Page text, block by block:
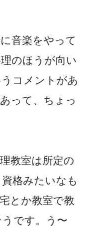
音楽をやって
のほうが向い
コメントがあ
って、ちょっ
教室は所定の
格みたいなも
とか教室で教
です。う〜